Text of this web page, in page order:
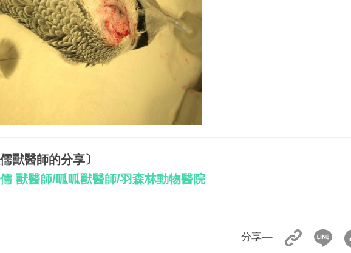
獸醫師的分享〕
獸醫師/呱呱獸醫師/羽森林動物醫院
分享––